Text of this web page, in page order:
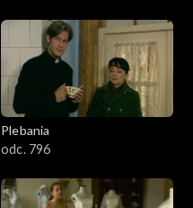
Plebania
odc. 796